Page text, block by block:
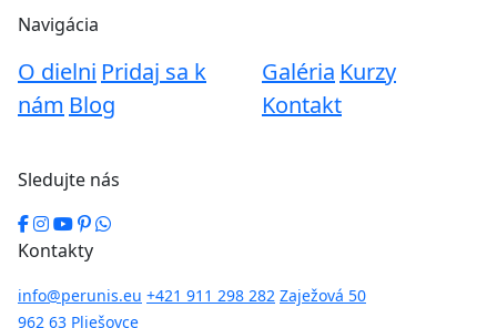
Navigácia
O dielni Pridaj sa k
nám Blog
Galéria Kurzy
Kontakt
Sledujte nás
Kontakty
info@perunis.eu +421 911 298 282 Zaježová 50
962 63 Pliešovce